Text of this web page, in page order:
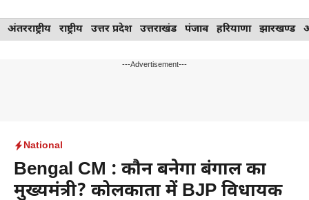
Skip
to
अंतरराष्ट्रीय राष्ट्रीय उत्तर प्रदेश उत्तराखंड पंजाब हरियाणा झारखण्ड
---Advertisement---
National
Bengal CM : कौन बनेगा बंगाल का
मुख्यमंत्री? कोलकाता में BJP विधायक